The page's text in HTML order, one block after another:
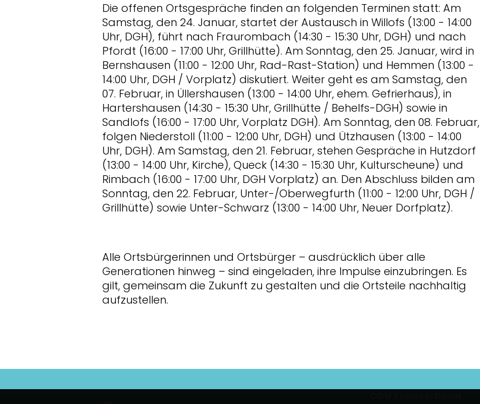
Die offenen Ortsgespräche finden an folgenden Terminen statt: Am
Samstag, den 24. Januar, startet der Austausch in Willofs (13:00 - 14:00
Uhr, DGH), führt nach Fraurombach (14:30 - 15:30 Uhr, DGH) und nach
Pfordt (16:00 - 17:00 Uhr, Grillhütte). Am Sonntag, den 25. Januar, wird in
Bernshausen (11:00 - 12:00 Uhr, Rad-Rast-Station) und Hemmen (13:00 -
14:00 Uhr, DGH / Vorplatz) diskutiert. Weiter geht es am Samstag, den
07. Februar, in Üllershausen (13:00 - 14:00 Uhr, ehem. Gefrierhaus), in
Hartershausen (14:30 - 15:30 Uhr, Grillhütte / Behelfs-DGH) sowie in
Sandlofs (16:00 - 17:00 Uhr, Vorplatz DGH). Am Sonntag, den 08. Februar,
folgen Niederstoll (11:00 - 12:00 Uhr, DGH) und Ützhausen (13:00 - 14:00
Uhr, DGH). Am Samstag, den 21. Februar, stehen Gespräche in Hutzdorf
(13:00 - 14:00 Uhr, Kirche), Queck (14:30 - 15:30 Uhr, Kulturscheune) und
Rimbach (16:00 - 17:00 Uhr, DGH Vorplatz) an. Den Abschluss bilden am
Sonntag, den 22. Februar, Unter-/Oberwegfurth (11:00 - 12:00 Uhr, DGH /
Grillhütte) sowie Unter-Schwarz (13:00 - 14:00 Uhr, Neuer Dorfplatz).
Alle Ortsbürgerinnen und Ortsbürger – ausdrücklich über alle
Generationen hinweg – sind eingeladen, ihre Impulse einzubringen. Es
gilt, gemeinsam die Zukunft zu gestalten und die Ortsteile nachhaltig
aufzustellen.